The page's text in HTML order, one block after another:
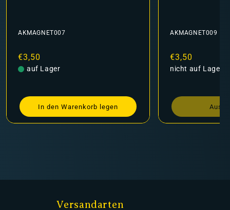
AKMAGNET007
Normaler
Preis
€3,50
auf Lager
In den Warenkorb legen
AKMAGNET009
Normaler
Preis
€3,50
nicht auf Lager
Versandarten